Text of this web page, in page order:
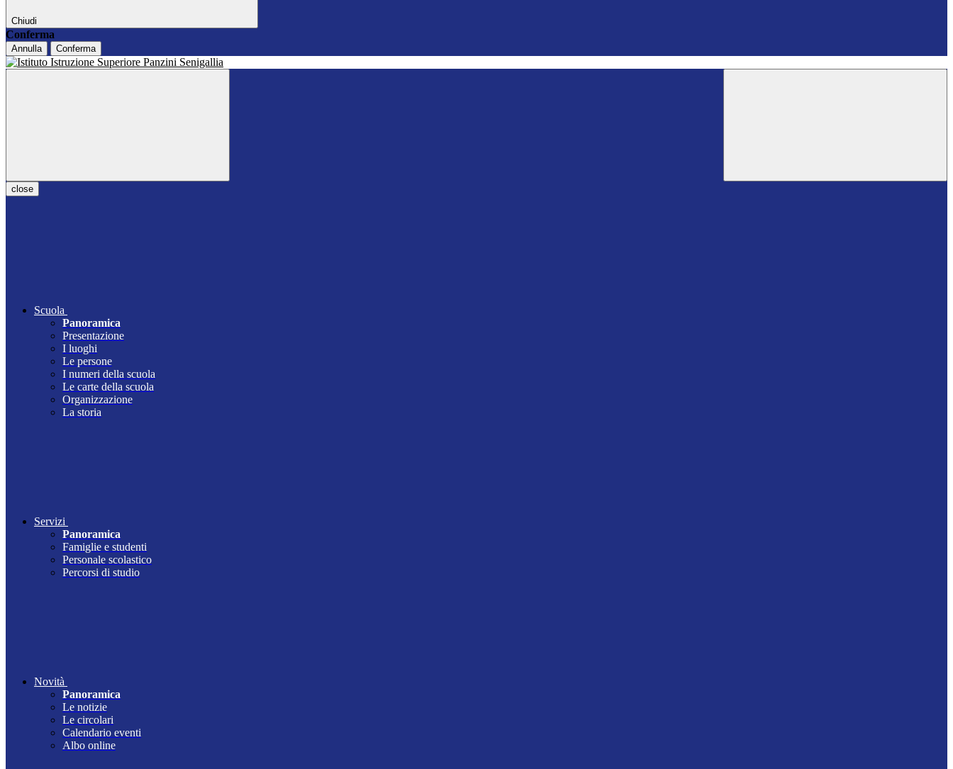
Chiudi
Conferma
Annulla Conferma
close
Scuola
Panoramica
Presentazione
I luoghi
Le persone
I numeri della scuola
Le carte della scuola
Organizzazione
La storia
Servizi
Panoramica
Famiglie e studenti
Personale scolastico
Percorsi di studio
Novità
Panoramica
Le notizie
Le circolari
Calendario eventi
Albo online